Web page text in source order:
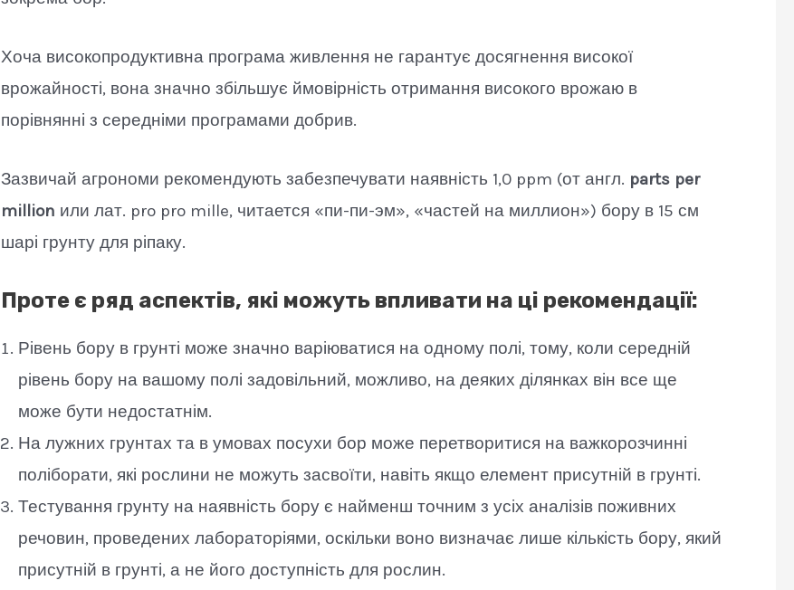
Хоча високопродуктивна програма живлення не гарантує досягнення високої
врожайності, вона значно збільшує ймовірність отримання високого врожаю в
порівнянні з середніми програмами добрив.
Зазвичай агрономи рекомендують забезпечувати наявність 1,0 ppm (от англ. parts per
million или лат. pro pro mille, читается «пи-пи-эм», «частей на миллион») бору в 15 см
шарі грунту для ріпаку.
Проте є ряд аспектів, які можуть впливати на ці рекомендації:
Рівень бору в грунті може значно варіюватися на одному полі, тому, коли середній
рівень бору на вашому полі задовільний, можливо, на деяких ділянках він все ще
може бути недостатнім.
На лужних грунтах та в умовах посухи бор може перетворитися на важкорозчинні
поліборати, які рослини не можуть засвоїти, навіть якщо елемент присутній в грунті.
Тестування грунту на наявність бору є найменш точним з усіх аналізів поживних
речовин, проведених лабораторіями, оскільки воно визначає лише кількість бору, який
присутній в грунті, а не його доступність для рослин.